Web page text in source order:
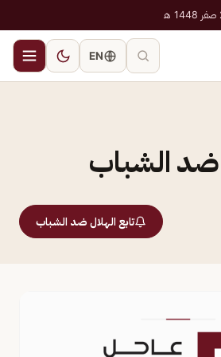
EN
ضد الشباب
تابع الهلال ضد الشباب